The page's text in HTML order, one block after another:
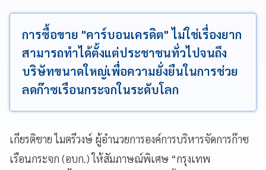
การซื้อขาย "คาร์บอนเครดิต" ไม่ใช่เรื่องยาก
สามารถทำได้ตั้งแต่ประชาชนทั่วไปจนถึง
บริษัทขนาดใหญ่เพื่อความยั่งยืนในการช่วย
ลดก๊าซเรือนกระจกในระดับโลก
เกียรติชาย ไมตรีวงษ์ ผู้อำนวยการองค์การบริหารจัดการก๊าซ
เรือนกระจก (อบก.) ให้สัมภาษณ์พิเศษ “กรุงเทพ